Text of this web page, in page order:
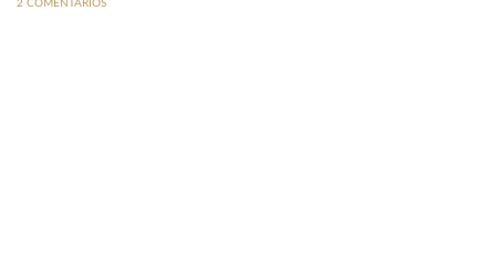
2 COMENTARIOS